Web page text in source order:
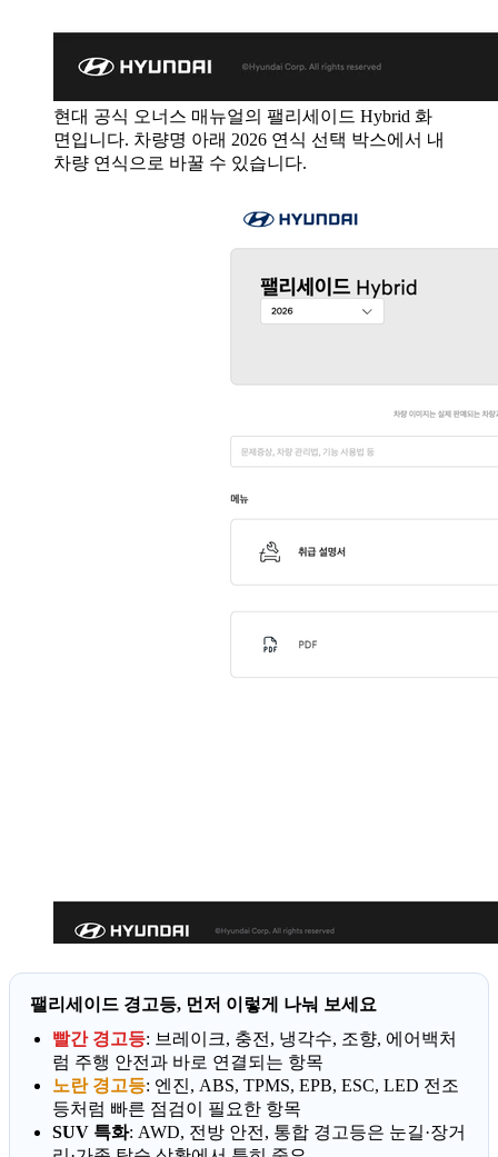
현대 공식 오너스 매뉴얼의 팰리세이드 Hybrid 화
면입니다. 차량명 아래 2026 연식 선택 박스에서 내
차량 연식으로 바꿀 수 있습니다.
팰리세이드 경고등, 먼저 이렇게 나눠 보세요
빨간 경고등: 브레이크, 충전, 냉각수, 조향, 에어백처
럼 주행 안전과 바로 연결되는 항목
노란 경고등: 엔진, ABS, TPMS, EPB, ESC, LED 전조
등처럼 빠른 점검이 필요한 항목
SUV 특화: AWD, 전방 안전, 통합 경고등은 눈길·장거